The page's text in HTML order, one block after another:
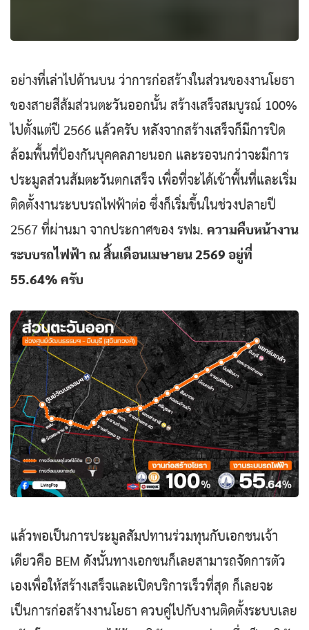
อย่างที่เล่าไปด้านบน ว่าการก่อสร้างในส่วนของงานโยธา
ของสายสีส้มส่วนตะวันออกนั้น สร้างเสร็จสมบูรณ์ 100%
ไปตั้งแต่ปี 2566 แล้วครับ หลังจากสร้างเสร็จก็มีการปิด
ล้อมพื้นที่ป้องกันบุคคลภายนอก และรอจนกว่าจะมีการ
ประมูลส่วนส้มตะวันตกเสร็จ เพื่อที่จะได้เข้าพื้นที่และเริ่ม
ติดตั้งงานระบบรถไฟฟ้าต่อ ซึ่งก็เริ่มขึ้นในช่วงปลายปี
2567 ที่ผ่านมา จากประกาศของ รฟม. ความคืบหน้างาน
ระบบรถไฟฟ้า ณ สิ้นเดือนเมษายน 2569 อยู่ที่
55.64% ครับ
แล้วพอเป็นการประมูลสัมปทานร่วมทุนกับเอกชนเจ้า
เดียวคือ BEM ดังนั้นทางเอกชนก็เลยสามารถจัดการตัว
เองเพื่อให้สร้างเสร็จและเปิดบริการเร็วที่สุด ก็เลยจะ
เป็นการก่อสร้างงานโยธา ควบคู่ไปกับงานติดตั้งระบบเลย